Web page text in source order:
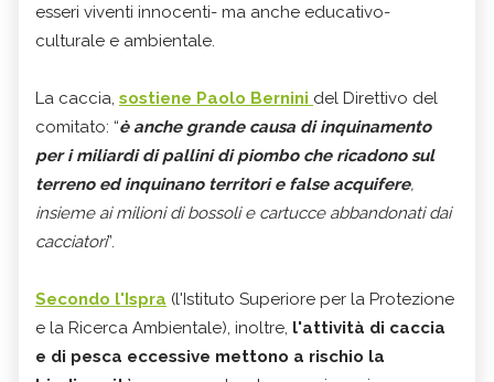
esseri viventi innocenti- ma anche educativo-
culturale e ambientale.
La caccia, sostiene Paolo Bernini del Direttivo del
comitato: “è anche grande causa di inquinamento
per i miliardi di pallini di piombo che ricadono sul
terreno ed inquinano territori e false acquifere,
insieme ai milioni di bossoli e cartucce abbandonati dai
cacciatori”.
Secondo l'Ispra (l'Istituto Superiore per la Protezione
e la Ricerca Ambientale), inoltre, l'attività di caccia
e di pesca eccessive mettono a rischio la